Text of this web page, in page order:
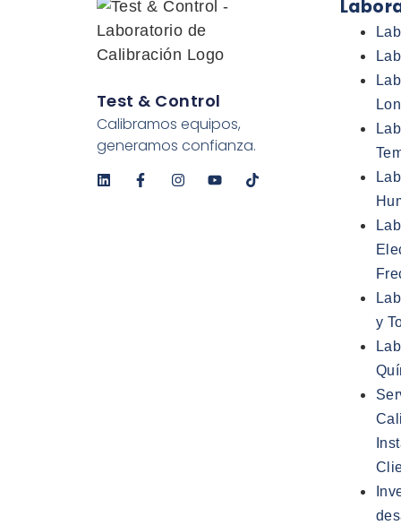
Test & Control
Calibramos equipos,
generamos confianza.
y